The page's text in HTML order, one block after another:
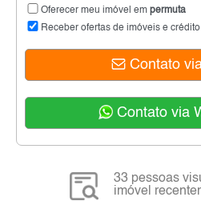
Oferecer meu imóvel em permuta
Receber ofertas de imóveis e crédito
Contato
Contato via
33 pessoas
imóvel